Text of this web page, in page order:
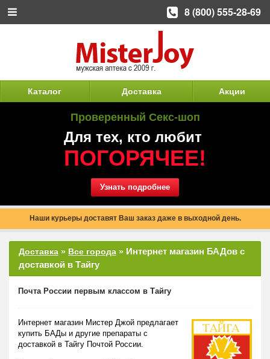
Каталог Доставка Акции
Проверенный Секс-шоп
Для тех, кто любит
ПОГОРЯЧЕЕ!
Узнать подробнее
Наши курьеры доставят Ваш заказ даже в выходной день.
Доставка » Все города » Интернет магазин БАДов с
доставкой в Тайгу
Почта России первым классом в Тайгу
Интернет магазин Мистер Джой предлагает
купить БАДы и другие препараты с
доставкой в Тайгу Почтой России.
8 (800) 555-28-69